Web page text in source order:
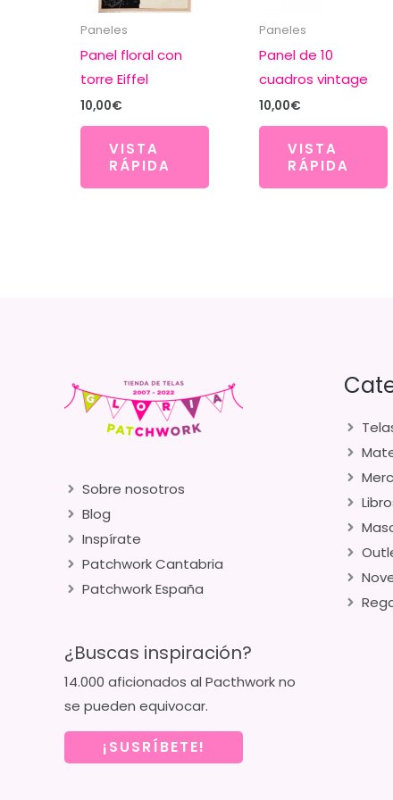
Paneles
Panel floral con
torre Eiffel
10,00€
VISTA
RÁPIDA
Paneles
Panel de 10
cuadros vintage
10,00€
VISTA
RÁPIDA
Sobre nosotros
Blog
Inspírate
Patchwork Cantabria
Patchwork España
¿Buscas inspiración?
14.000 aficionados al Pacthwork no
se pueden equivocar.
¡SUSRÍBETE!